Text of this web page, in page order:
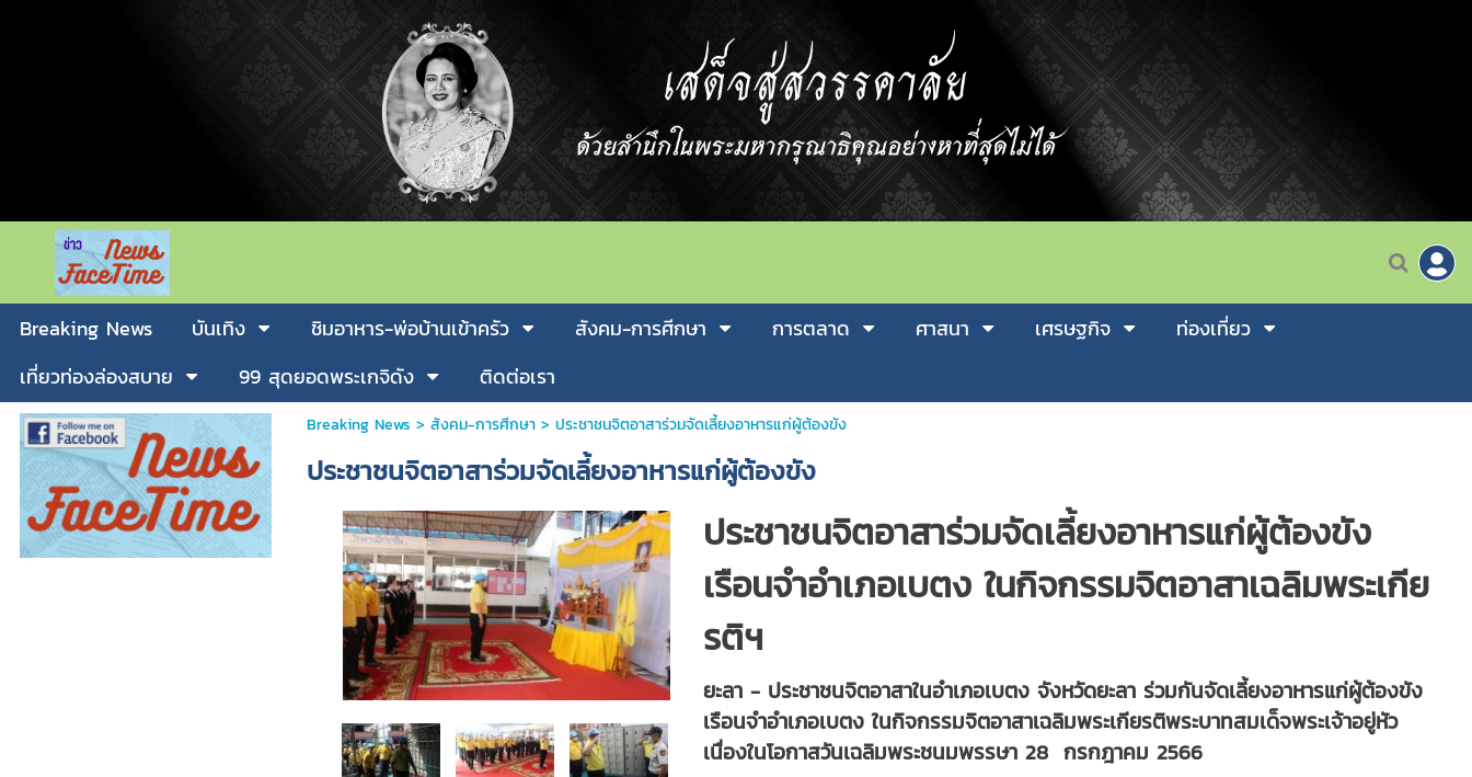
Breaking News บันเทิง ชิมอาหาร-พ่อบ้านเข้าครัว สังคม-การศีกษา การตลาด ศาสนา เศรษฐกิจ
ท่องเที่ยว
เที่ยวท่องล่องสบาย
99 สุดยอดพระเกจิดัง ติดต่อเรา
Breaking News > สังคม-การศีกษา> ประชาชนจิตอาสาร่วมจัดเลี้ยงอาหารแก่ผู้ต้องขัง
ประชาชนจิตอาสาร่วมจัดเลี้ยงอาหารแก่ผู้ต้องขัง
ประชาชนจิตอาสาร่วมจัดเลี้ยงอาหารแก่ผู้ต้องขัง
เรือนจำอำเภอเบตง ในกิจกรรมจิตอาสาเฉลิมพระเกีย
รติฯ
ยะลา - ประชาชนจิตอาสาในอำเภอเบตง จังหวัดยะลา ร่วมกันจัดเลี้ยงอาหารแก่ผู้ต้องขัง
เรือนจำอำเภอเบตง ในกิจกรรมจิตอาสาเฉลิมพระเกียรติพระบาทสมเด็จพระเจ้าอยู่หัว
เนื่องในโอกาสวันเฉลิมพระชนมพรรษา 28 กรกฎาคม 2566